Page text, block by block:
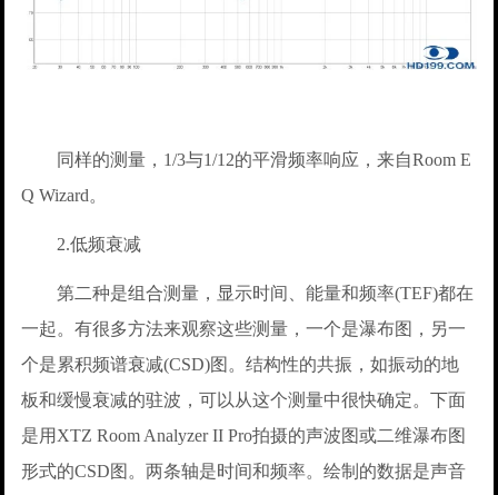
同样的测量，1/3与1/12的平滑频率响应，来自Room E
Q Wizard。
2.低频衰减
第二种是组合测量，显示时间、能量和频率(TEF)都在
一起。有很多方法来观察这些测量，一个是瀑布图，另一
个是累积频谱衰减(CSD)图。结构性的共振，如振动的地
板和缓慢衰减的驻波，可以从这个测量中很快确定。下面
是用XTZ Room Analyzer II Pro拍摄的声波图或二维瀑布图
形式的CSD图。两条轴是时间和频率。绘制的数据是声音